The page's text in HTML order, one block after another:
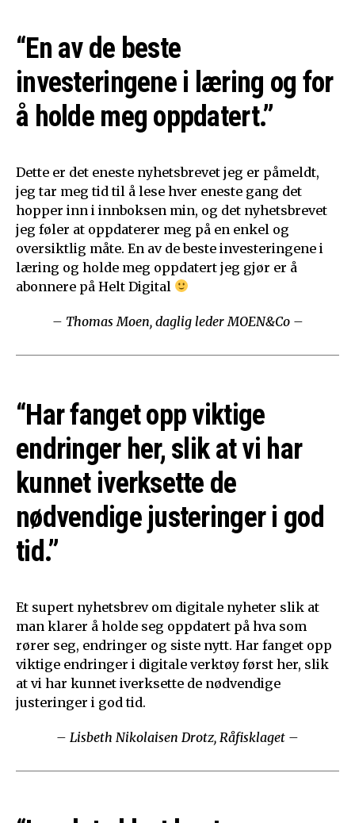
“En av de beste
investeringene i læring og for
å holde meg oppdatert.”
Dette er det eneste nyhetsbrevet jeg er påmeldt,
jeg tar meg tid til å lese hver eneste gang det
hopper inn i innboksen min, og det nyhetsbrevet
jeg føler at oppdaterer meg på en enkel og
oversiktlig måte. En av de beste investeringene i
læring og holde meg oppdatert jeg gjør er å
abonnere på Helt Digital
– Thomas Moen, daglig leder MOEN&Co –
“Har fanget opp viktige
endringer her, slik at vi har
kunnet iverksette de
nødvendige justeringer i god
tid.”
Et supert nyhetsbrev om digitale nyheter slik at
man klarer å holde seg oppdatert på hva som
rører seg, endringer og siste nytt. Har fanget opp
viktige endringer i digitale verktøy først her, slik
at vi har kunnet iverksette de nødvendige
justeringer i god tid.
– Lisbeth Nikolaisen Drotz, Råfisklaget –